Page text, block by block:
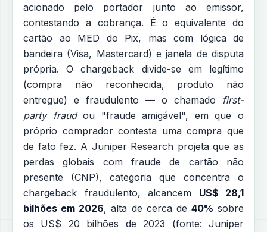
acionado pelo portador junto ao emissor,
contestando a cobrança. É o equivalente do
cartão ao MED do Pix, mas com lógica de
bandeira (Visa, Mastercard) e janela de disputa
própria. O chargeback divide-se em legítimo
(compra não reconhecida, produto não
entregue) e fraudulento — o chamado first-
party fraudou "fraude amigável", em que o
próprio comprador contesta uma compra que
de fato fez. A Juniper Research projeta que as
perdas globais com fraude de cartão não
presente (CNP), categoria que concentra o
chargeback fraudulento, alcancem US$ 28,1
bilhões em 2026, alta de cerca de 40% sobre
os US$ 20 bilhões de 2023 (fonte: Juniper